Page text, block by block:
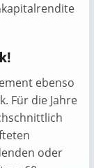
ebenso
Für die Jahre
oder